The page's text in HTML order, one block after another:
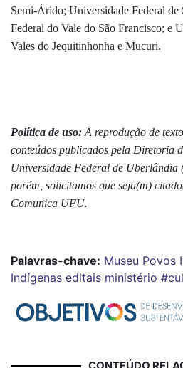
Semi-Árido; Universidade Federal
Federal do Vale do São Francisco; e
Vales do Jequitinhonha e Mucuri.
Política de uso:A reprodução de
conteúdos publicados pela Diretoria
Universidade Federal de
porém, solicitamos que seja(m)
Comunica UFU.
Palavras-chave: Museu Povos
Indígenas editais ministério